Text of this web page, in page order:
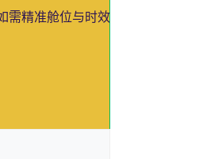
需精准舱位与时效